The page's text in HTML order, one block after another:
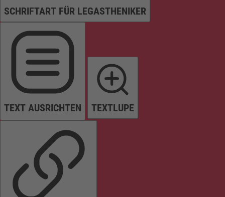
SCHRIFTART FÜR LEGASTHENIKER
TEXT AUSRICHTEN TEXTLUPE